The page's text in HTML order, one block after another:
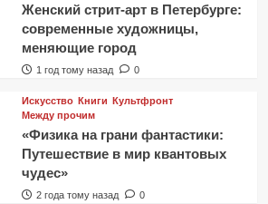
Женский стрит-арт в Петербурге:
современные художницы,
меняющие город
1 год тому назад 0
Искусство Книги Культфронт
Между прочим
«Физика на грани фантастики:
Путешествие в мир квантовых
чудес»
2 года тому назад 0